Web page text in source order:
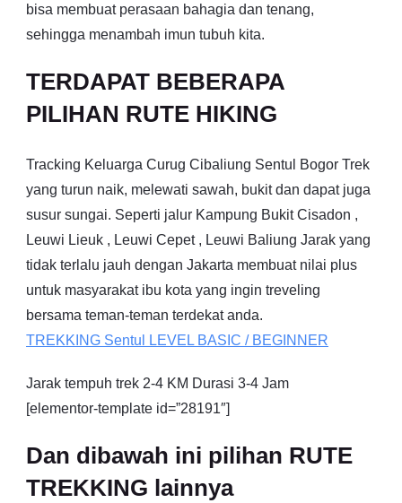
bisa membuat perasaan bahagia dan tenang,
sehingga menambah imun tubuh kita.
TERDAPAT BEBERAPA
PILIHAN RUTE HIKING
Tracking Keluarga Curug Cibaliung Sentul Bogor Trek
yang turun naik, melewati sawah, bukit dan dapat juga
susur sungai. Seperti jalur Kampung Bukit Cisadon ,
Leuwi Lieuk , Leuwi Cepet , Leuwi Baliung Jarak yang
tidak terlalu jauh dengan Jakarta membuat nilai plus
untuk masyarakat ibu kota yang ingin treveling
bersama teman-teman terdekat anda.
TREKKING Sentul LEVEL BASIC / BEGINNER
Jarak tempuh trek 2-4 KM Durasi 3-4 Jam
[elementor-template id=”28191″]
Dan dibawah ini pilihan RUTE
TREKKING lainnya